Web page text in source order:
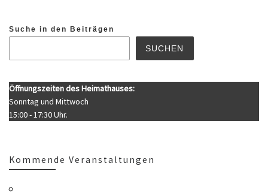
Suche in den Beiträgen
SUCHEN
Öffnungszeiten des Heimathauses:
Sonntag und Mittwoch
15:00 - 17:30 Uhr.
Kommende Veranstaltungen